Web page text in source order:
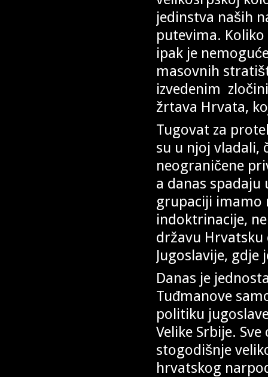
jedinstva naših
putevima.
ipak je
masovnih
izvedenim
žrtava Hrvata,
Tugovat za
su u njoj vladali,
neograničene
a danas
grupaciji imamo
indoktrinacije,
državu
Jugoslavije,
Danas je
Tuđmanove
politiku
Velike Srbije.
stogodišnje
hrvatskog